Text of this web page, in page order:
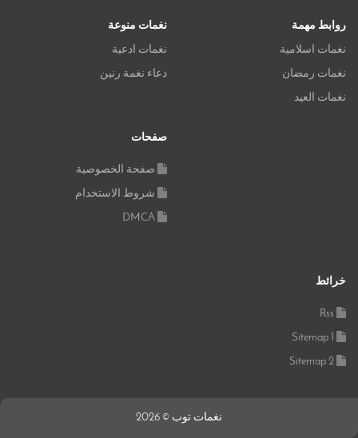
روابط مهمة
نغمات اسلامية
نغمات رمضان
نغمات العيد
نغمات منوعة
نغمات ادعية
دعاء نغمة رنين
صفحات
صفحة الخصوصية
شروط الاستخدام
DMCA
خرائط
Rss
Sitemap 1
Sitemap 2
نغمات توب © 2026